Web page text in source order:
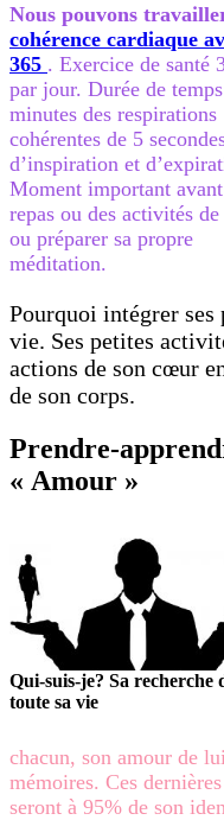
Nous pouvons
cohérence cardiaque
365 . Exercice de santé
par jour. Durée de
minutes des respirations
cohérentes de 5
d’inspiration et
Moment important
repas ou des activités
ou préparer sa propre
méditation.
Pourquoi intégrer ses
vie. Ses petites
actions de son cœur
de son corps.
Prendre-
« Amour »
Qui-suis-je? Sa recherche
toute sa vie
chacun, son amour de
mémoires. Ces
seront à 95% de son